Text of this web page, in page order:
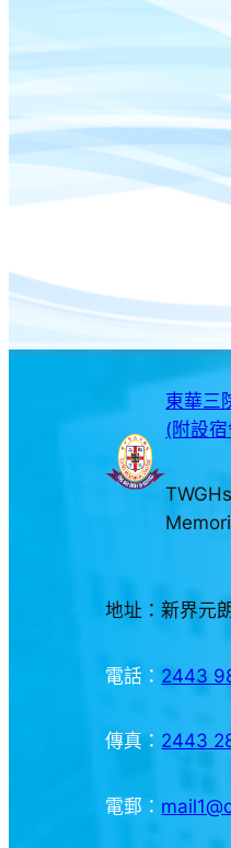
東華三
(附設
地址：新界元
電話： 2443
傳真： 2443
電郵：